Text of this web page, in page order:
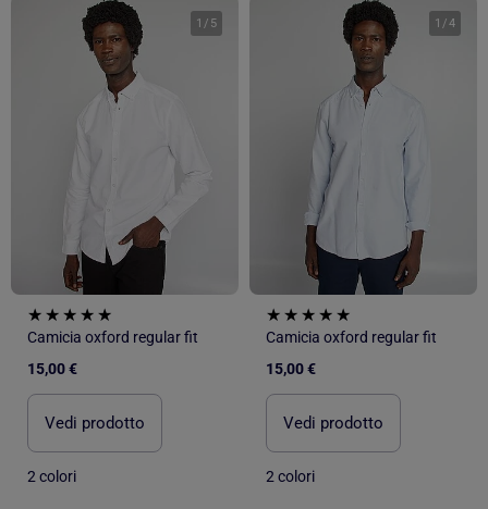
1 / 5
Camicia oxford regular fit
15,00 €
Vedi prodotto
2 colori
1 /4
Camicia oxford regular fit
15,00 €
Vedi prodotto
2 colori